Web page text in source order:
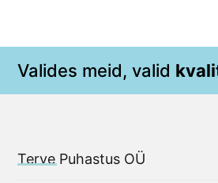
Valides meid, valid
Terve Puhastus OÜ